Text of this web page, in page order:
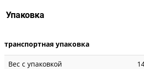
Упаковка
транспортная упаковка
Вес с упаковкой